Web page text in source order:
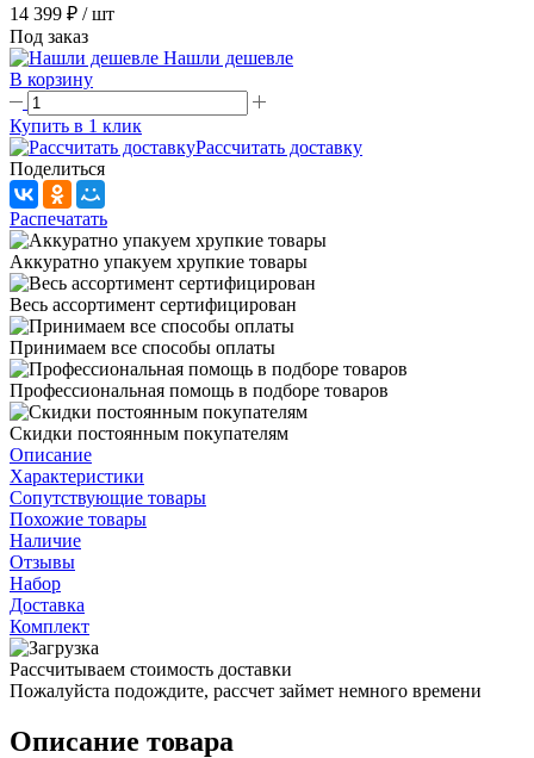
14 399 ₽ / шт
Под заказ
Нашли дешевле
В корзину
Купить в 1 клик
Рассчитать доставку
Поделиться
Распечатать
Аккуратно упакуем хрупкие товары
Весь ассортимент сертифицирован
Принимаем все способы оплаты
Профессиональная помощь в подборе товаров
Скидки постоянным покупателям
Описание
Характеристики
Сопутствующие товары
Похожие товары
Наличие
Отзывы
Набор
Доставка
Комплект
Рассчитываем стоимость доставки
Пожалуйста подождите, рассчет займет немного времени
Описание товара